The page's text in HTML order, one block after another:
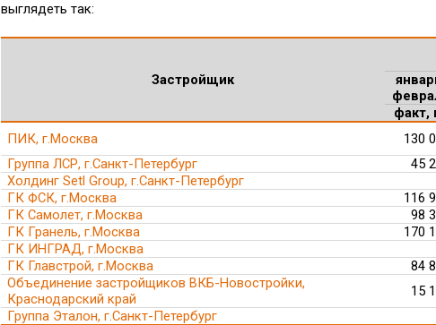
выглядеть так:
Застройщик
факт,
ПИК, г.Москва
130
Группа ЛСР, г.Санкт-Петербург 45
Холдинг Setl Group, г.Санкт-Петербург
ГК ФСК, г.Москва 116
ГК Самолет, г.Москва 98
ГК Гранель, г.Москва 170
ГК ИНГРАД, г.Москва
ГК Главстрой, г.Москва 84
Объединение застройщиков ВКБ-Новостройки,
Краснодарский край
15
Группа Эталон, г.Санкт-Петербург